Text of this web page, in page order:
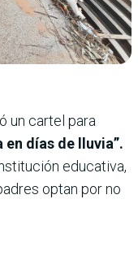
un cartel para
en días de lluvia”.
educativa,
optan por no